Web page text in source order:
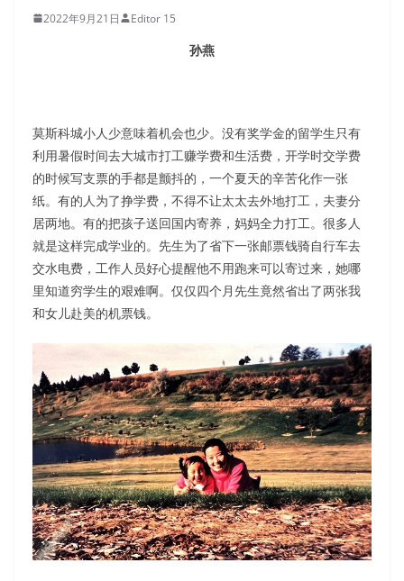
2022年9月21日 Editor 15
孙燕
莫斯科城小人少意味着机会也少。没有奖学金的留学生只有
利用暑假时间去大城市打工赚学费和生活费，开学时交学费
的时候写支票的手都是颤抖的，一个夏天的辛苦化作一张
纸。有的人为了挣学费，不得不让太太去外地打工，夫妻分
居两地。有的把孩子送回国内寄养，妈妈全力打工。 很多人
就是这样完成学业的。先生为了省下一张邮票钱骑自行车去
交水电费，工作人员好心提醒他不用跑来可以寄过来，她哪
里知道穷学生的艰难啊。仅仅四个月先生竟然省出了两张我
和女儿赴美的机票钱。